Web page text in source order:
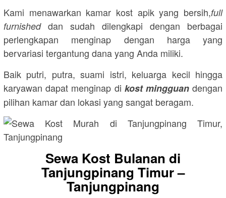
Kami menawarkan kamar kost apik yang bersih,full
furnished dan sudah dilengkapi dengan berbagai
perlengkapan menginap dengan harga yang
bervariasi tergantung dana yang Anda miliki.
Baik putri, putra, suami istri, keluarga kecil hingga
karyawan dapat menginap di kost mingguandengan
pilihan kamar dan lokasi yang sangat beragam.
Sewa Kost Bulanan di
Tanjungpinang Timur –
Tanjungpinang